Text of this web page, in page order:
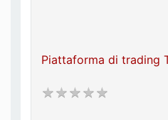
Piattaforma di trading